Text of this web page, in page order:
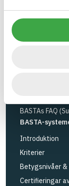
Verktyg
Loggbok
BASTAs FAQ
BASTA-
Introduktion
Kriterier
Betygsnivåer &
Certifieringar